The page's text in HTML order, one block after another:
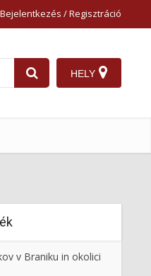
Bejelentkezés / Regisztráció
HELY
v Braniku in okolici